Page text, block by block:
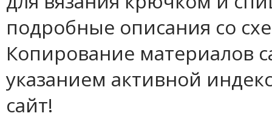
подробные описания со
Копирование материалов
указанием активной
сайт!